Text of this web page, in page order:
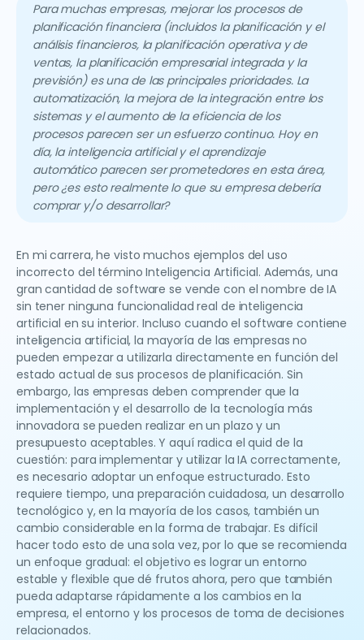
Para muchas empresas, mejorar los procesos de
planificación financiera (incluidos la planificación y el
análisis financieros, la planificación operativa y de
ventas, la planificación empresarial integrada y la
previsión) es una de las principales prioridades. La
automatización, la mejora de la integración entre los
sistemas y el aumento de la eficiencia de los
procesos parecen ser un esfuerzo continuo. Hoy en
día, la inteligencia artificial y el aprendizaje
automático parecen ser prometedores en esta área,
pero ¿es esto realmente lo que su empresa debería
comprar y/o desarrollar?
En mi carrera, he visto muchos ejemplos del uso
incorrecto del término Inteligencia Artificial. Además, una
gran cantidad de software se vende con el nombre de IA
sin tener ninguna funcionalidad real de inteligencia
artificial en su interior. Incluso cuando el software contiene
inteligencia artificial, la mayoría de las empresas no
pueden empezar a utilizarla directamente en función del
estado actual de sus procesos de planificación. Sin
embargo, las empresas deben comprender que la
implementación y el desarrollo de la tecnología más
innovadora se pueden realizar en un plazo y un
presupuesto aceptables. Y aquí radica el quid de la
cuestión: para implementar y utilizar la IA correctamente,
es necesario adoptar un enfoque estructurado. Esto
requiere tiempo, una preparación cuidadosa, un desarrollo
tecnológico y, en la mayoría de los casos, también un
cambio considerable en la forma de trabajar. Es difícil
hacer todo esto de una sola vez, por lo que se recomienda
un enfoque gradual: el objetivo es lograr un entorno
estable y flexible que dé frutos ahora, pero que también
pueda adaptarse rápidamente a los cambios en la
empresa, el entorno y los procesos de toma de decisiones
relacionados.